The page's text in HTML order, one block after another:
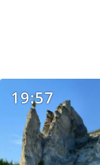
19:57